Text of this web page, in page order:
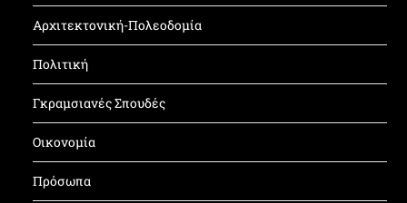
Αρχιτεκτονική-Πολεοδομία
Πολιτική
Γκραμσιανές Σπουδές
Οικονομία
Πρόσωπα